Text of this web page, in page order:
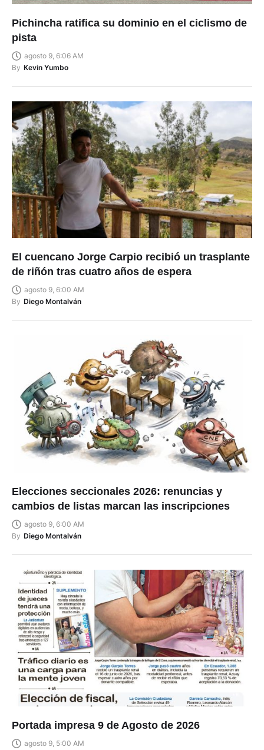
Pichincha ratifica su dominio en el ciclismo de
pista
agosto 9, 6:06 AM
By Kevin Yumbo
El cuencano Jorge Carpio recibió un trasplante
de riñón tras cuatro años de espera
agosto 9, 6:00 AM
By Diego Montalván
Elecciones seccionales 2026: renuncias y
cambios de listas marcan las inscripciones
agosto 9, 6:00 AM
By Diego Montalván
Portada impresa 9 de Agosto de 2026
agosto 9, 5:00 AM